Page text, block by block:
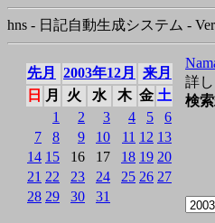
hns - 日記自動生成システム -
先月 2003年12月
来月
日
月 火 水 木 金 土
1
2 3 4 5
6
7
8 9 10 11 12 13
14 15 16 17 18 19 20
21 22 23 24 25 26 27
28 29 30 31
詳
検